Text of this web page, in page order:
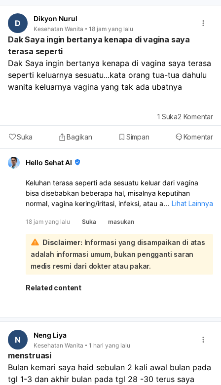
suami istri akan sakit?
D Dikyon Nurul
Kesehatan Wanita 18 jam yang lalu
Dak Saya ingin bertanya kenapa di vagina saya
terasa seperti
Dak Saya ingin bertanya kenapa di vagina saya terasa
seperti keluarnya sesuatu...kata orang tua-tua dahulu
wanita keluarnya vagina yang tak ada ubatnya
Suka Bagikan Simpan Komentar
1 Suka2 Komentar
Hello Sehat AI
Keluhan terasa seperti ada sesuatu keluar dari vagina
bisa disebabkan beberapa hal, misalnya keputihan
normal, vagina kering/iritasi, infeksi, atau ada
nyeri, bau tidak sedap, perdarahan, atau keluar cairan
kuning/hijau/abu-abu, itu tidak normal dan perlu
diperiksa. Saya sarankan Anda periksa ke dokter
kandungan atau dokter umum supaya diketahui
penyebab pastinya dan mendapat obat yang tepat.
Jangan dibiarkan kalau keluhan terus berlanjut.
... Lihat Lainnya
18 jam yang lalu Suka masukan
Disclaimer: Informasi yang disampaikan di atas
adalah informasi umum, bukan pengganti saran
medis resmi dari dokter atau pakar.
Related content
N Neng Liya
Kesehatan Wanita 1 hari yang lalu
menstruasi
Bulan kemari saya haid sebulan 2 kali awal bulan pada
tgl 1-3 dan akhir bulan pada tgl 28 -30 terus saya